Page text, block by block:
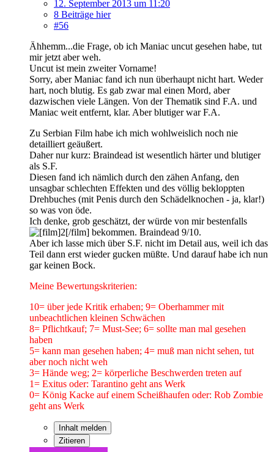
12. September 2013 um 11:20
8 Beiträge hier
#56
Ähhemm...die Frage, ob ich Maniac uncut gesehen habe, tut
mir jetzt aber weh.
Uncut ist mein zweiter Vorname!
Sorry, aber Maniac fand ich nun überhaupt nicht hart. Weder
hart, noch blutig. Es gab zwar mal einen Mord, aber
dazwischen viele Längen. Von der Thematik sind F.A. und
Maniac weit entfernt, klar. Aber blutiger war F.A.
Zu Serbian Film habe ich mich wohlweislich noch nie
detailliert geäußert.
Daher nur kurz: Braindead ist wesentlich härter und blutiger
als S.F.
Diesen fand ich nämlich durch den zähen Anfang, den
unsagbar schlechten Effekten und des völlig bekloppten
Drehbuches (mit Penis durch den Schädelknochen - ja, klar!)
so was von öde.
Ich denke, grob geschätzt, der würde von mir bestenfalls
bekommen. Braindead 9/10.
Aber ich lasse mich über S.F. nicht im Detail aus, weil ich das
Teil dann erst wieder gucken müßte. Und darauf habe ich nun
gar keinen Bock.
Meine Bewertungskriterien:
10= über jede Kritik erhaben; 9= Oberhammer mit
unbeachtlichen kleinen Schwächen
8= Pflichtkauf; 7= Must-See; 6= sollte man mal gesehen
haben
5= kann man gesehen haben; 4= muß man nicht sehen, tut
aber noch nicht weh
3= Hände weg; 2= körperliche Beschwerden treten auf
1= Exitus oder: Tarantino geht ans Werk
0= König Kacke auf einem Scheißhaufen oder: Rob Zombie
geht ans Werk
Inhalt melden
Zitieren